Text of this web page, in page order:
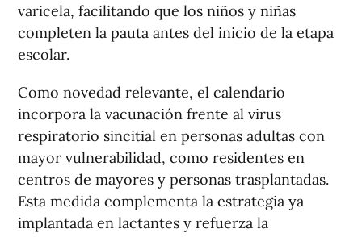
varicela, facilitando que los niños y niñas
completen la pauta antes del inicio de la etapa
escolar.
Como novedad relevante, el calendario
incorpora la vacunación frente al virus
respiratorio sincitial en personas adultas con
mayor vulnerabilidad, como residentes en
centros de mayores y personas trasplantadas.
Esta medida complementa la estrategia ya
implantada en lactantes y refuerza la